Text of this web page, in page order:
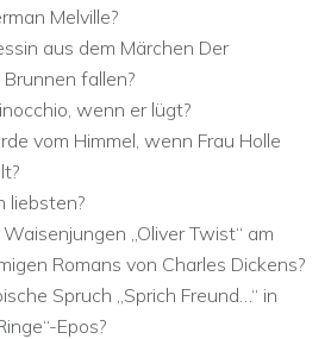
Melville?
aus dem Märchen Der
fallen?
wenn er lügt?
vom Himmel, wenn Frau Holle
liebsten?
„Oliver Twist“ am
Romans von Charles Dickens?
Spruch „Sprich Freund…“ in
Epos?